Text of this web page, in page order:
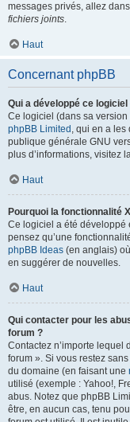
messages privés, allez
fichiers joints.
Haut
Concernant phpBB
Qui a développé ce
Ce logiciel (dans sa
phpBB Limited , qui en a les
publique générale GNU
plus d’informations, visitez
Haut
Pourquoi la fonctionnalité
Ce logiciel a été développé
pensez qu’une
phpBB Ideas (en anglais)
en suggérer de nouvelles.
Haut
Qui contacter pour les
forum ?
Contactez n’importe lequel
forum ». Si vous restez
du domaine (en faisant une
utilisé (exemple : Yahoo!,
abus. Notez que phpBB
être, en aucun cas, tenu